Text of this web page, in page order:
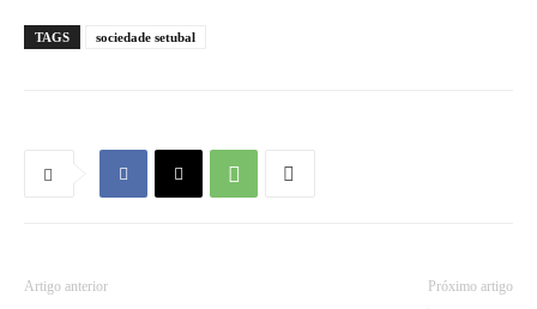
TAGS sociedade setubal
Artigo anterior Próximo artigo